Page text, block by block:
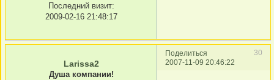
Последний визит:
2009-02-16 21:48:17
Поделиться
30
2007-11-09 20:46:22
Larissa2
Душа компании!